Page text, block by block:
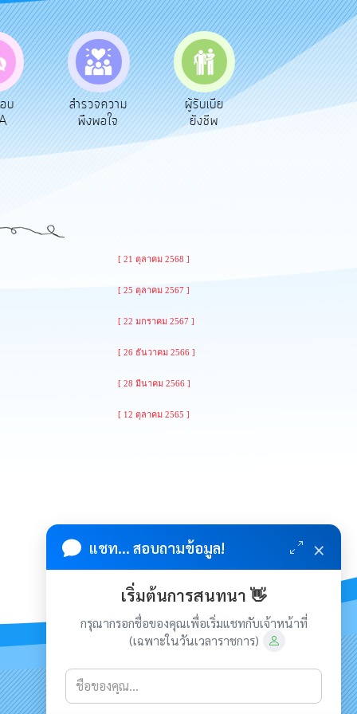
บ
สำรวจความ
พึงพอใจ
ผู้รับเบีย
ยังชีพ
ประเมินภาษี
ท้องถิ่น
[ 21 ตุลาคม 2568 ]
[ 25 ตุลาคม 2567 ]
[ 22 มกราคม 2567 ]
[ 26 ธันวาคม 2566 ]
[ 28 มีนาคม 2566 ]
[ 12 ตุลาคม 2565 ]
เกี่ยวกับเรา ติดต่อเรา
แชท... สอบถามข้อมูล! ×
เริ่มต้นการสนทนา 👋
กรุณากรอกชื่อของคุณเพื่อเริ่มแชทกับเจ้าหน้าที่
(เฉพาะในวันเวลาราชการ)